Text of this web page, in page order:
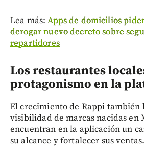
Lea más:Apps de domicilios
derogar nuevo decreto sobre
repartidores
Los restaurantes
protagonismo en la
El crecimiento de Rappi también
visibilidad de marcas nacidas en
encuentran en la aplicación un
su alcance y fortalecer sus ventas.